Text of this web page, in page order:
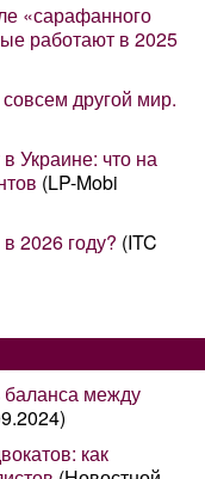
«сарафанного
работают в 2025
другой мир.
Украине: что на
(LP-Mobi
2026 году? (ITC
баланса между
как